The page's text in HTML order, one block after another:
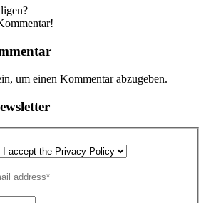
um einen Kommentar abzugeben.